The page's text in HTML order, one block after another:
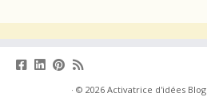
· © 2026 Activatrice d'idées Blog